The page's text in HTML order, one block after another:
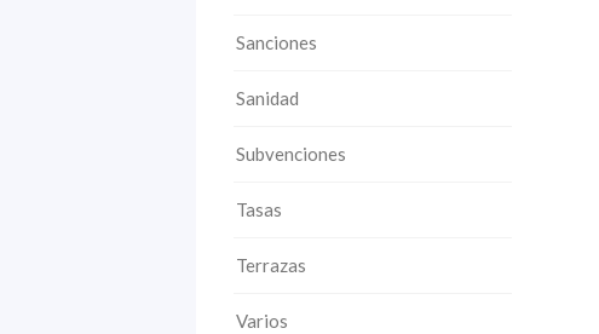
Sanciones
Sanidad
Subvenciones
Tasas
Terrazas
Varios